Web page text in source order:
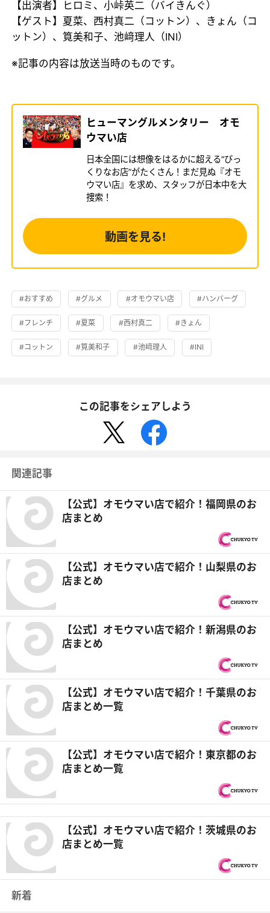
【出演者】ヒロミ、小峠英二（バイきんぐ）
【ゲスト】夏菜、西村真二（コットン）、きょん（コ
ットン）、筧美和子、池﨑理人（INI）
※記事の内容は放送当時のものです。
ヒューマングルメンタリー オモ
ウマい店
日本全国には想像をはるかに超える“びっ
くりなお店”がたくさん！まだ見ぬ『オモ
ウマい店』を求め、スタッフが日本中を大
捜索！
動画を見る!
#おすすめ #グルメ #オモウマい店 #ハンバーグ
#フレンチ #夏菜 #西村真二 #きょん
#コットン #筧美和子 #池﨑理人 #INI
この記事をシェアしよう
関連記事
【公式】オモウマい店で紹介！福岡県のお
店まとめ
【公式】オモウマい店で紹介！山梨県のお
店まとめ
【公式】オモウマい店で紹介！新潟県のお
店まとめ
【公式】オモウマい店で紹介！千葉県のお
店まとめ一覧
【公式】オモウマい店で紹介！東京都のお
店まとめ一覧
【公式】オモウマい店で紹介！茨城県のお
店まとめ一覧
新着